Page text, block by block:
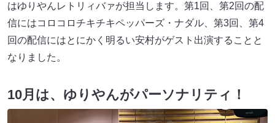
はゆりやんレトリィバァが担当します。第1回、第2回の配
信にはコロコロチキチキペッパーズ・ナダル、第3回、第4
回の配信にはとにかく明るい安村がゲスト出演することと
なりました。
10月は、ゆりやんがパーソナリティ！